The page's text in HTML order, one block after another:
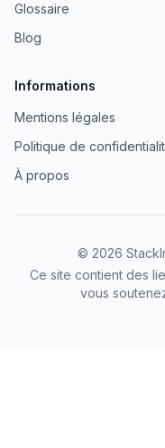
Glossaire
Blog
Informations
Mentions légales
Politique de
À propos
© 2026
Ce site contient des
vous